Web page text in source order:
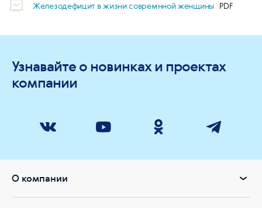
Железодефицит в жизни совремнной женщины
Узнавайте о новинках и проектах
компании
О компании